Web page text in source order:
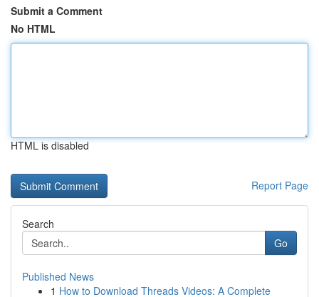
Submit a Comment
No HTML
HTML is disabled
Report Page
Search
Go
Published News
1 How to Download Threads Videos: A Complete